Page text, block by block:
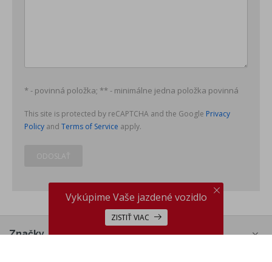
Vykúpime Vaše jazdené vozidlo
ZISTIŤ VIAC
* - povinná položka; ** - minimálne jedna položka povinná
This site is protected by reCAPTCHA and the Google Privacy
Policy and Terms of Service apply.
ODOSLAŤ
Značky